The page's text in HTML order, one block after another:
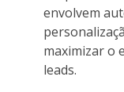
envolvem
maximizar o
leads.